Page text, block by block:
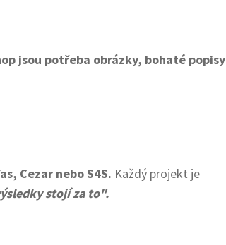
jsou potřeba obrázky, bohaté popisy
Cezar nebo S4S. Každý projekt je
stojí za to".